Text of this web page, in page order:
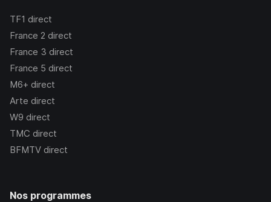
TF1 direct
France 2 direct
France 3 direct
France 5 direct
M6+ direct
Arte direct
W9 direct
TMC direct
BFMTV direct
Nos programmes